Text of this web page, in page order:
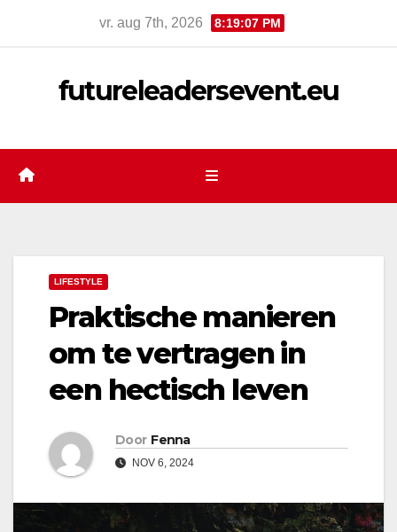
vr. aug 7th, 2026 8:19:08 PM
futureleadersevent.eu
LIFESTYLE
Praktische manieren
om te vertragen in
een hectisch leven
Door Fenna
NOV 6, 2024